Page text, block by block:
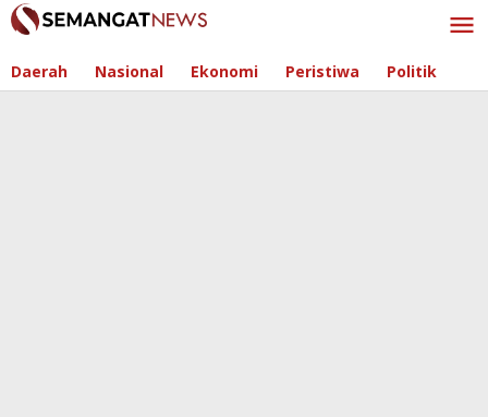
Skip
to
Daerah Nasional Ekonomi Peristiwa Politik